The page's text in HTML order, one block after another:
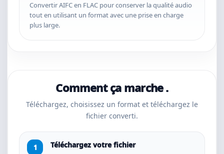
Convertir AIFC en FLAC pour conserver la qualité audio
tout en utilisant un format avec une prise en charge
plus large.
Comment ça marche .
Téléchargez, choisissez un format et téléchargez le
fichier converti.
Téléchargez votre fichier